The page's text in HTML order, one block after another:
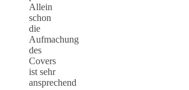
Allein
schon
die
Aufmachung
des
Covers
ist sehr
ansprechend